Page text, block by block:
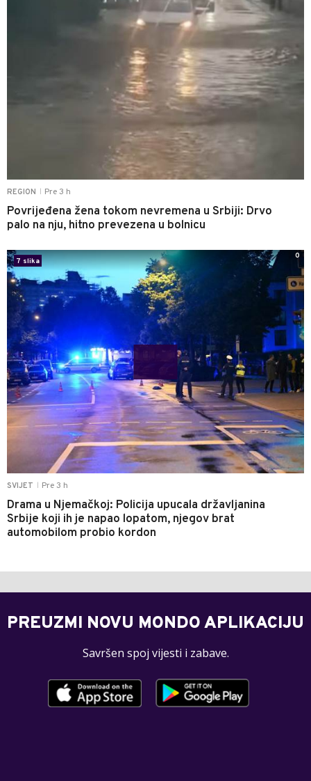
REGION Pre 3 h
Povrijeđena žena tokom nevremena u Srbiji: Drvo
palo na nju, hitno prevezena u bolnicu
SVIJET Pre 3 h
Drama u Njemačkoj: Policija upucala državljanina
Srbije koji ih je napao lopatom, njegov brat
automobilom probio kordon
7 slika
0
PREUZMI NOVU MONDO APLIKACIJU
Savršen spoj vijesti i zabave.